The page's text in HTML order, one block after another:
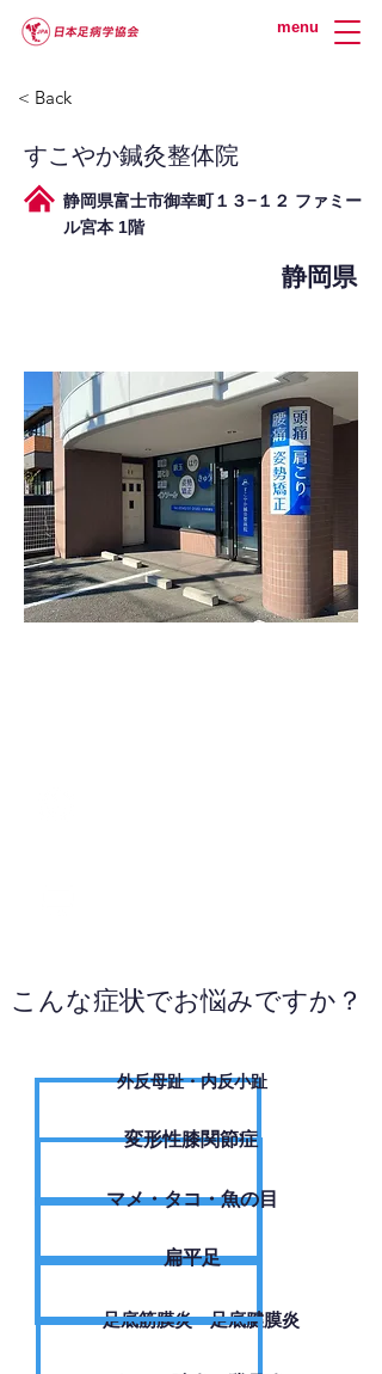
menu
< Back
すこやか鍼灸整体院
静岡県富士市御幸町１３−１２ ファミー
ル宮本 1階
静岡県
こんな症状でお悩みですか？
外反母趾・内反小趾
変形性膝関節症
​マメ・タコ・魚の目
扁平足
足底筋膜炎・足底腱膜炎